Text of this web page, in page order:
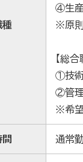
種
④生産
※原則
【総合
①技
②管
※希望
通常